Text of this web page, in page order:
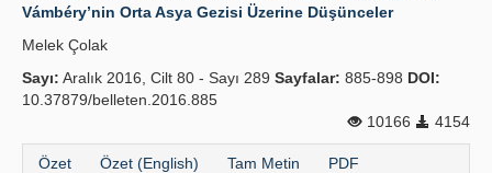
Vámbéry’nin Orta Asya Gezisi Üzerine Düşünceler
Melek Çolak
Sayı: Aralık 2016, Cilt 80 - Sayı 289 Sayfalar: 885-898 DOI:
10.37879/belleten.2016.885
10166
4154
Özet Özet (English) Tam Metin PDF